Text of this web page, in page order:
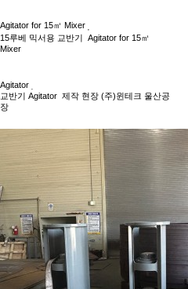
Agitator for 15㎥ Mixer
15루베 믹서용 교반기 Agitator for 15㎥
Mixer
Agitator
교반기 Agitator 제작 현장 (주)윈테크 울산공
장